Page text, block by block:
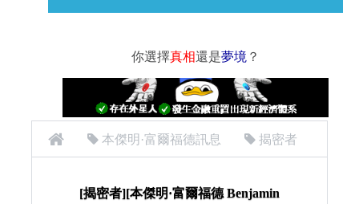
你選擇真相還是夢境 ？
本傑明·富爾福德訊息 揭密者
年5月23日訊息：陰謀集團的老大是雅各伯·納撒尼爾
[揭密者][本傑明·富爾福德 Benjamin